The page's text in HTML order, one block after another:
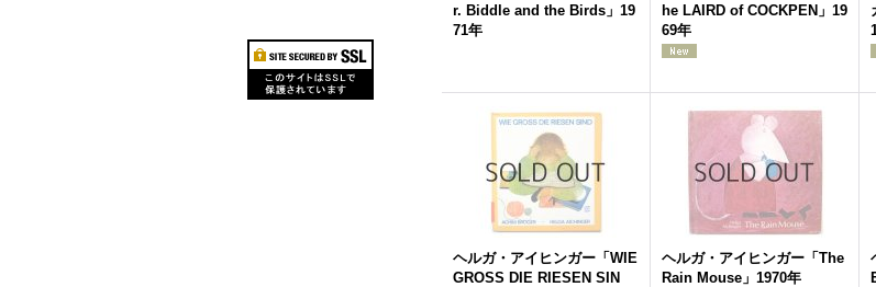
r. Biddle and the Birds」19
71年
he LAIRD of COCKPEN」19
69年
ヘルガ・アイヒンガー「WIE
GROSS DIE RIESEN SIN
ヘルガ・アイヒンガー「The
Rain Mouse」1970年